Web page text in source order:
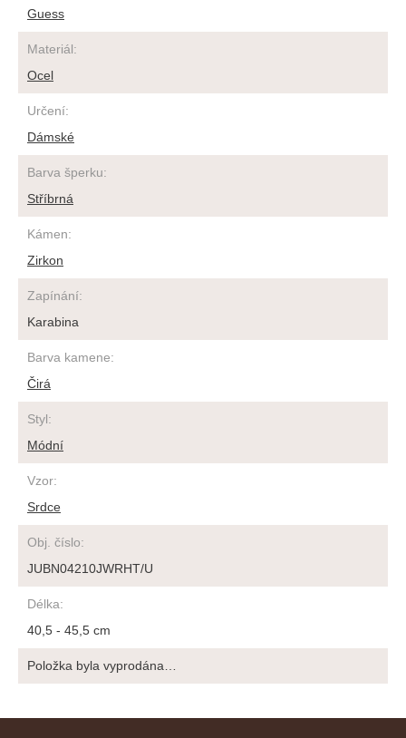
Guess
Materiál:
Ocel
Určení:
Dámské
Barva šperku:
Stříbrná
Kámen:
Zirkon
Zapínání:
Karabina
Barva kamene:
Čirá
Styl:
Módní
Vzor:
Srdce
Obj. číslo:
JUBN04210JWRHT/U
Délka:
40,5 - 45,5 cm
Položka byla vyprodána…